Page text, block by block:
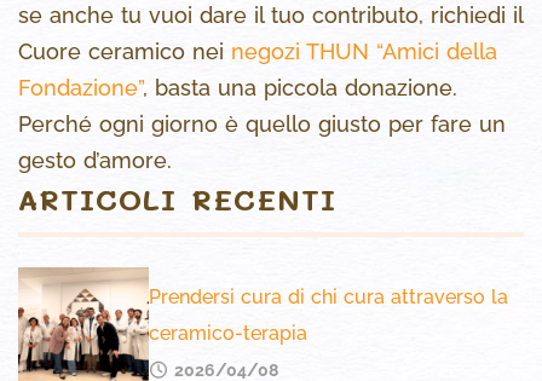
se anche tu vuoi dare il tuo contributo, richiedi il
Cuore ceramico nei negozi THUN “Amici della
Fondazione”, basta una piccola donazione.
Perché ogni giorno è quello giusto per fare un
gesto d’amore.
ARTICOLI RECENTI
Prendersi cura di chi cura attraverso la
ceramico-terapia
2026/04/08